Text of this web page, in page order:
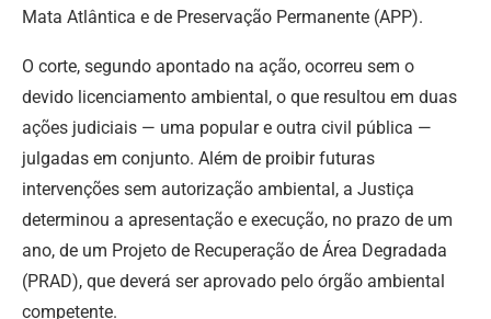
Mata Atlântica e de Preservação Permanente (APP).
O corte, segundo apontado na ação, ocorreu sem o
devido licenciamento ambiental, o que resultou em duas
ações judiciais — uma popular e outra civil pública —
julgadas em conjunto. Além de proibir futuras
intervenções sem autorização ambiental, a Justiça
determinou a apresentação e execução, no prazo de um
ano, de um Projeto de Recuperação de Área Degradada
(PRAD), que deverá ser aprovado pelo órgão ambiental
competente.